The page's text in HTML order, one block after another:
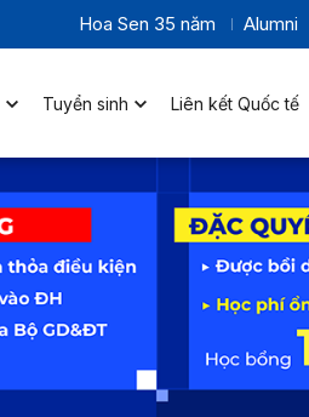
Hoa Sen 35 năm Alumni
Tuyển sinh Liên kết Quốc tế